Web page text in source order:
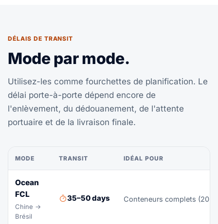
DÉLAIS DE TRANSIT
Mode par mode.
Utilisez-les comme fourchettes de planification. Le
délai porte-à-porte dépend encore de
l'enlèvement, du dédouanement, de l'attente
portuaire et de la livraison finale.
MODE TRANSIT IDÉAL POUR
Ocean
FCL
Chine →
Brésil
35–50 days Conteneurs complets (20